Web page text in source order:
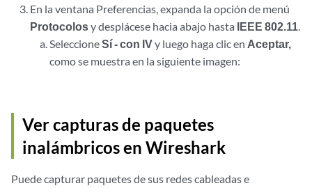
En la ventana Preferencias, expanda la opción de menú
Protocolosy desplácese hacia abajo hasta IEEE 802.11.
SeleccioneSí - con IVy luego haga clic en Aceptar,
como se muestra en la siguiente imagen:
Ver capturas de paquetes
inalámbricos en Wireshark
Puede capturar paquetes de sus redes cableadas e